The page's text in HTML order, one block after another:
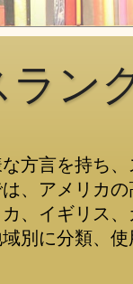
ン
方言を持ち
、アメリカ
、イギリス
別に分類、